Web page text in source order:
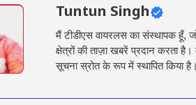
Tuntun Singh
मैं टीडीएस वायरलस का संस्थापक हूँ,
क्षेत्रों की ताज़ा खबरें प्रदान करता
सूचना स्रोत के रूप में स्थापित किया है।